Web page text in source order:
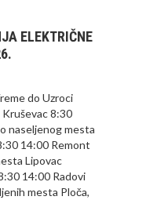
ELEKTRIČNE
do Uzroci
8:30
naseljenog mesta
14:00 Remont
Lipovac
14:00 Radovi
mesta Ploča,